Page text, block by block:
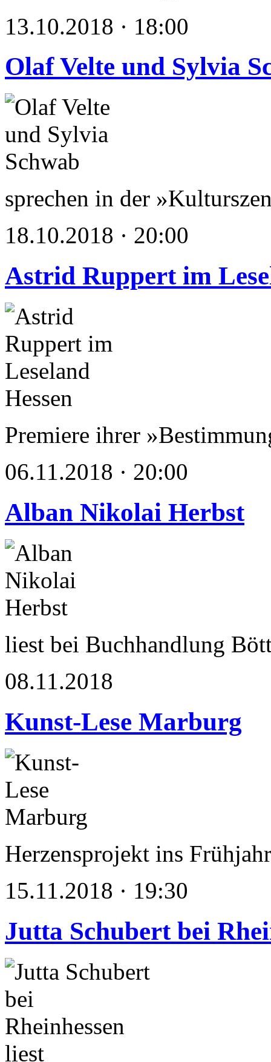
13.10.2018 · 18:00
Olaf Velte und Sylvia
sprechen in der
18.10.2018 · 20:00
Astrid Ruppert im
Premiere ihrer
06.11.2018 · 20:00
Alban Nikolai Herbst
liest bei Buchhandlung
08.11.2018
Kunst-Lese Marburg
Herzensprojekt ins
15.11.2018 · 19:30
Jutta Schubert bei